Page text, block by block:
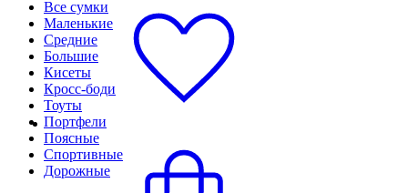
Все сумки
Маленькие
Средние
Большие
Кисеты
Кросс-боди
Тоуты
Портфели
Поясные
Спортивные
Дорожные